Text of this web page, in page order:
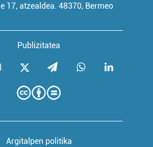
Publizitatea
17, atzealdea. 48370, Bermeo
Argitalpen politika